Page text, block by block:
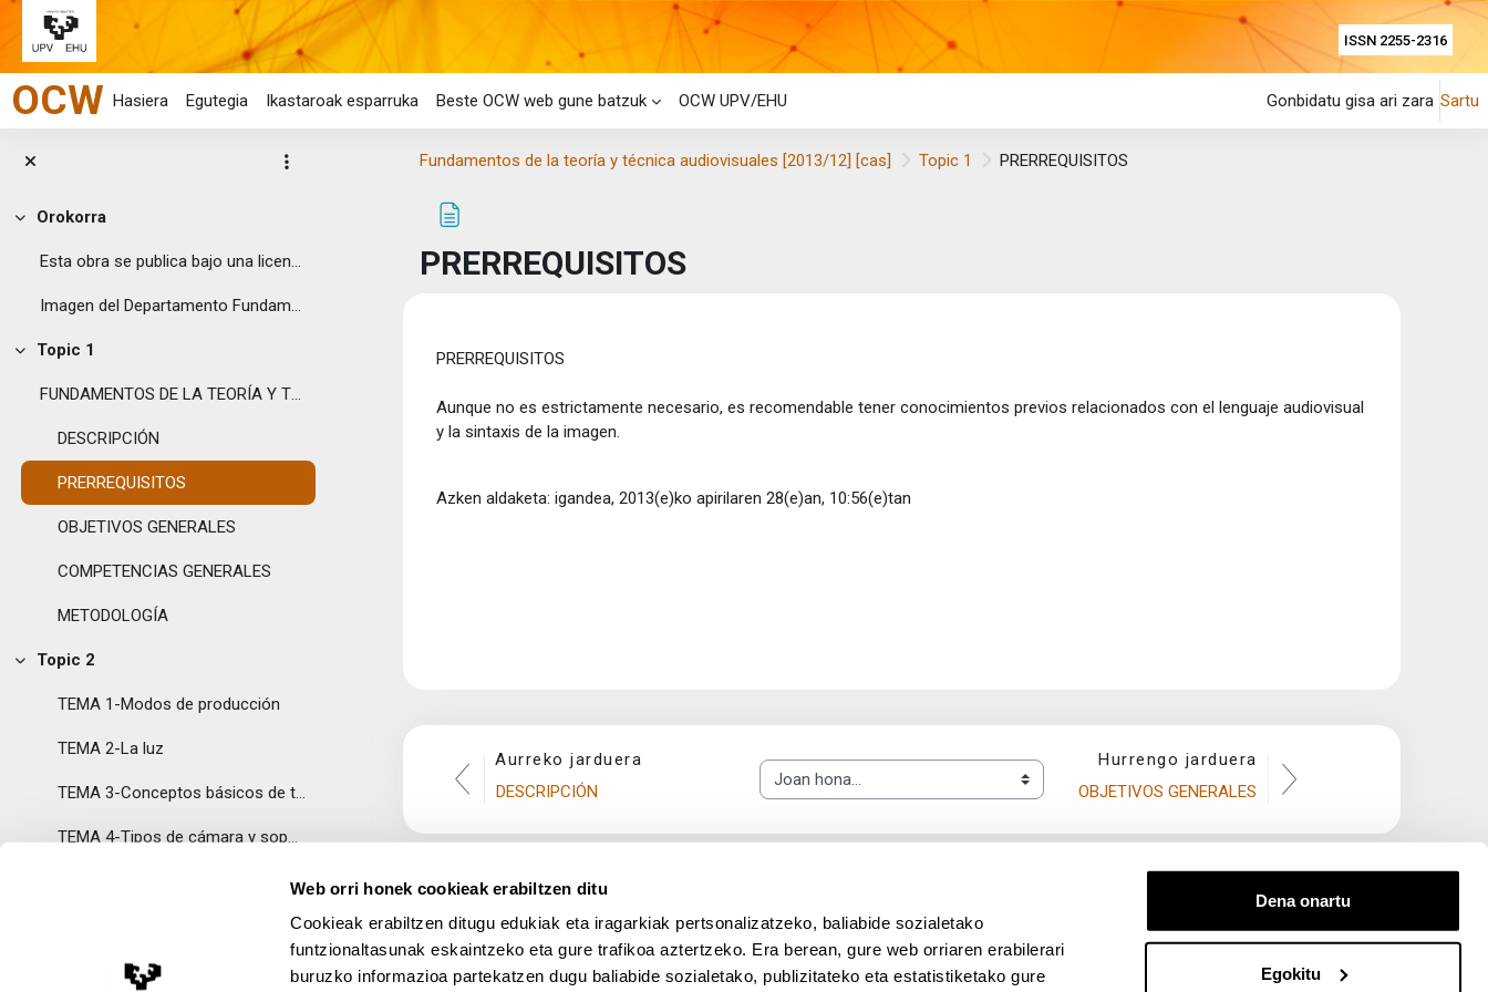
Web orri honek cookieak erabiltzen ditu
Cookieak erabiltzen ditugu edukiak eta iragarkiak pertsonalizatzeko, baliabide sozialetako
funtzionaltasunak eskaintzeko eta gure trafikoa aztertzeko. Era berean, gure web orriaren erabilerari
buruzko informazioa partekatzen dugu baliabide sozialetako, publizitateko eta estatistiketako gure
Dena onartu
Egokitu
ISSN 2255-2316
Joan eduki nagusira zuzenean
OCW Hasiera Egutegia Ikastaroak esparruka Beste OCW web gune batzuk OCW UPV/EHU Gonbidatu gisa ari zara Sartu
Tolestu
Orokorra
Esta obra se publica bajo una licencia Creative ...
Imagen del Departamento Fundamento...
Tolestu
Topic 1
FUNDAMENTOS DE LA TEORÍA Y TÉCNICA AUDIOVISUALES (...
DESCRIPCIÓN
PRERREQUISITOS
OBJETIVOS GENERALES
COMPETENCIAS GENERALES
METODOLOGÍA
Tolestu
Topic 2
TEMA 1-Modos de producción
TEMA 2-La luz
TEMA 3-Conceptos básicos de tecnología audiovisual
TEMA 4-Tipos de cámara y soportes
TEMA 5-Morfología de la cámara
TEMA 6-Unidades de realización
TEMA 7-Composición
Fundamentos de la teoría y técnica audiovisuales [2013/12] [cas] Topic 1 PRERREQUISITOS
PRERREQUISITOS
PRERREQUISITOS
Aunque no es estrictamente necesario, es recomendable tener conocimientos previos relacionados con el lenguaje audiovisual
y la sintaxis de la imagen.
Azken aldaketa: igandea, 2013(e)ko apirilaren 28(e)an, 10:56(e)tan
Aurreko jarduera
DESCRIPCIÓN
Joan hona...
Hurrengo jarduera
OBJETIVOS GENERALES
Lege Oharra App deskargatu UPV/EHU en Facebook (abre ventana nueva)
UPV/EHU en Twitter (abre ventana nueva)
UPV/EHU en LinkedIn (abre ventana nueva)
UPV/EHU en YouTube (abre ventana nueva)